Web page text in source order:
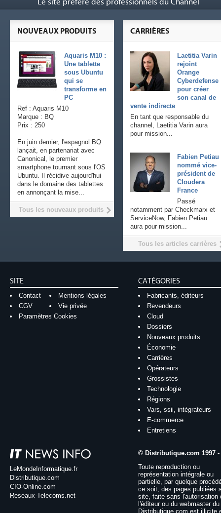
CARRIÈRES
Laetitia Varin
rejoint
Orange
Cyberdefense
pour créer
son canal de
vente indirecte
En tant que responsable du
channel, Laetitia Varin aura
pour mission...
Fabien Petiau
nommé vice-
président de
Cloudera
France
Passé
notamment par Checkmarx et
ServiceNow, Fabien Petiau
aura pour mission...
Tous les articles carrières
NOUVEAUX PRODUITS
Aquaris M10 :
Une tablette
sous Ubuntu
qui se
transforme en
PC
Ref : Aquaris M10
Marque : BQ
Prix : 250
En juin dernier, l'espagnol BQ
lançait, en partenariat avec
Canonical, le premier
smartphone tournant sous l'OS
Ubuntu. Il récidive aujourd'hui
dans le domaine des tablettes
en annonçant la mise...
Tous les nouveaux produits
SITE
Contact
Mentions légales
CGV
Vie privée
Paramètres Cookies
CATÉGORIES
Fabricants, éditeurs
Revendeurs
Cloud
Dossiers
Nouveaux produits
Économie
Carrières
Opérateurs
Grossistes
Technologie
Régions
Vars, ssii, intégrateurs
E-commerce
Entretiens
LeMondeInformatique.fr
Distributique.com
CIO-Online.com
Reseaux-Telecoms.net
© Distributique.com 1997 -
Toute reproduction ou
représentation intégrale ou
partielle, par quelque
ce soit, des pages publiées
site, faite sans l'autorisation
l'éditeur ou du webmaster
Distributique.com est illicite